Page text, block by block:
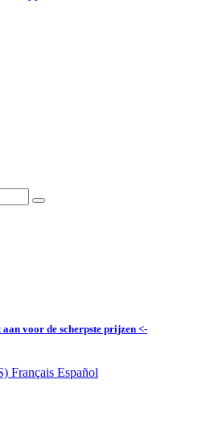
voor de scherpste prijzen <-
Français Español